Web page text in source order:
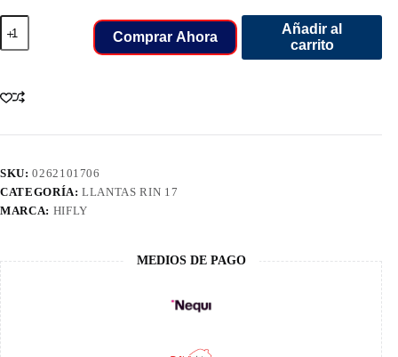
205/55/17
LLANT
HIFLY
Comprar Ahora
Añadir al
carrito
SKU:0262101706
CATEGORÍA:LLANTAS RIN 17
MARCA: HIFLY
MEDIOS DE PAGO